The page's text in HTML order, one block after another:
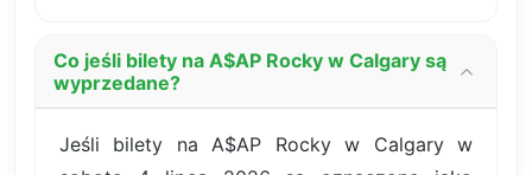
Co jeśli bilety na A$AP Rocky w Calgary są
wyprzedane?
Jeśli bilety na A$AP Rocky w Calgary w